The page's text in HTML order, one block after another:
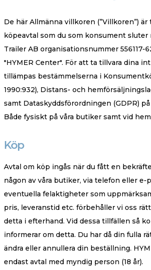
De här Allmänna villkoren (”Villkoren”)
köpeavtal som du som konsument sluter
Trailer AB organisationsnummer 556117-
"HYMER Center". För att ta tillvara dina
tillämpas bestämmelserna i
1990:932), Distans- och
samt Dataskyddsförordningen (GDPR)
Både fysiskt på våra butiker samt vid
Köp
Avtal om köp ingås när du fått en
någon av våra butiker, via telefon eller e-
eventuella felaktigheter som
pris, leveranstid etc. förbehåller vi oss
detta i efterhand. Vid dessa tillfällen så
informerar om detta. Du har då din fulla
ändra eller annullera din beställning.
endast avtal med myndig person (18 år).